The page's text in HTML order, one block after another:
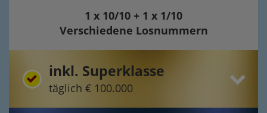
1 x 10/10 + 1 x 1/10
Verschiedene Losnummern
inkl. Superklasse
täglich € 100.000